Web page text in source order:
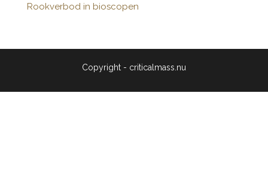
Rookverbod in bioscopen